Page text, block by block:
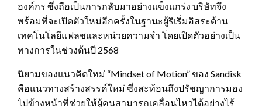
องค์กร ซึ่งถือเป็นการกลับมาอย่างแข็งแกร่ง บริษัทจึง
พร้อมที่จะเปิดตัวใหม่อีกครั้งในฐานะผู้ริเริ่มอิสระด้าน
เทคโนโลยีแฟลชและหน่วยความจำ โดยเปิดตัวอย่างเป็น
ทางการในช่วงต้นปี 2568
นิยามของแนวคิดใหม่ “Mindset of Motion” ของ Sandisk
คือแนวทางสร้างสรรค์ใหม่ ซึ่งสะท้อนถึงปรัชญาการมอง
ไปข้างหน้าที่ช่วยให้ผู้คนสามารถเคลื่อนไหวได้อย่างไร้